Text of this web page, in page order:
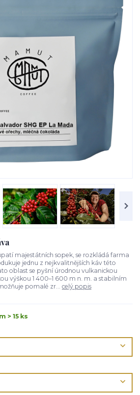
majestátních sopek, se rozkládá farma
jednu z nejkvalitnějších káv této
oblast se pyšní úrodnou vulkanickou
výškou 1 400–1 600 m n. m. a stabilním
pomalé zr... celý popis
> 15 ks